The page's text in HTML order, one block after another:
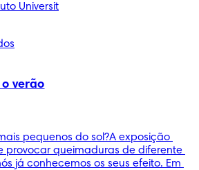
Universit
verão
pequenos do sol?A exposição
provocar queimaduras de diferente
já conhecemos os seus efeito. Em